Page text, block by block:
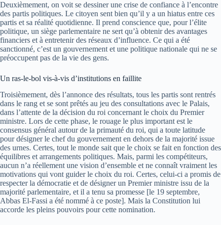
Deuxièmement, on voit se dessiner une crise de confiance à l’encontre
des partis politiques. Le citoyen sent bien qu’il y a un hiatus entre ces
partis et sa réalité quotidienne. Il prend conscience que, pour l’élite
politique, un siège parlementaire ne sert qu’à obtenir des avantages
financiers et à entretenir des réseaux d’influence. Ce qui a été
sanctionné, c’est un gouvernement et une politique nationale qui ne se
préoccupent pas de la vie des gens.
Un ras-le-bol vis-à-vis d’institutions en faillite
Troisièmement, dès l’annonce des résultats, tous les partis sont rentrés
dans le rang et se sont prêtés au jeu des consultations avec le Palais,
dans l’attente de la décision du roi concernant le choix du Premier
ministre. Lors de cette phase, le rouage le plus important est le
consensus général autour de la primauté du roi, qui a toute latitude
pour désigner le chef du gouvernement en dehors de la majorité issue
des urnes. Certes, tout le monde sait que le choix se fait en fonction des
équilibres et arrangements politiques. Mais, parmi les compétiteurs,
aucun n’a réellement une vision d’ensemble et ne connaît vraiment les
motivations qui vont guider le choix du roi. Certes, celui-ci a promis de
respecter la démocratie et de désigner un Premier ministre issu de la
majorité parlementaire, et il a tenu sa promesse [le 19 septembre,
Abbas El-Fassi a été nommé à ce poste]. Mais la Constitution lui
accorde les pleins pouvoirs pour cette nomination.